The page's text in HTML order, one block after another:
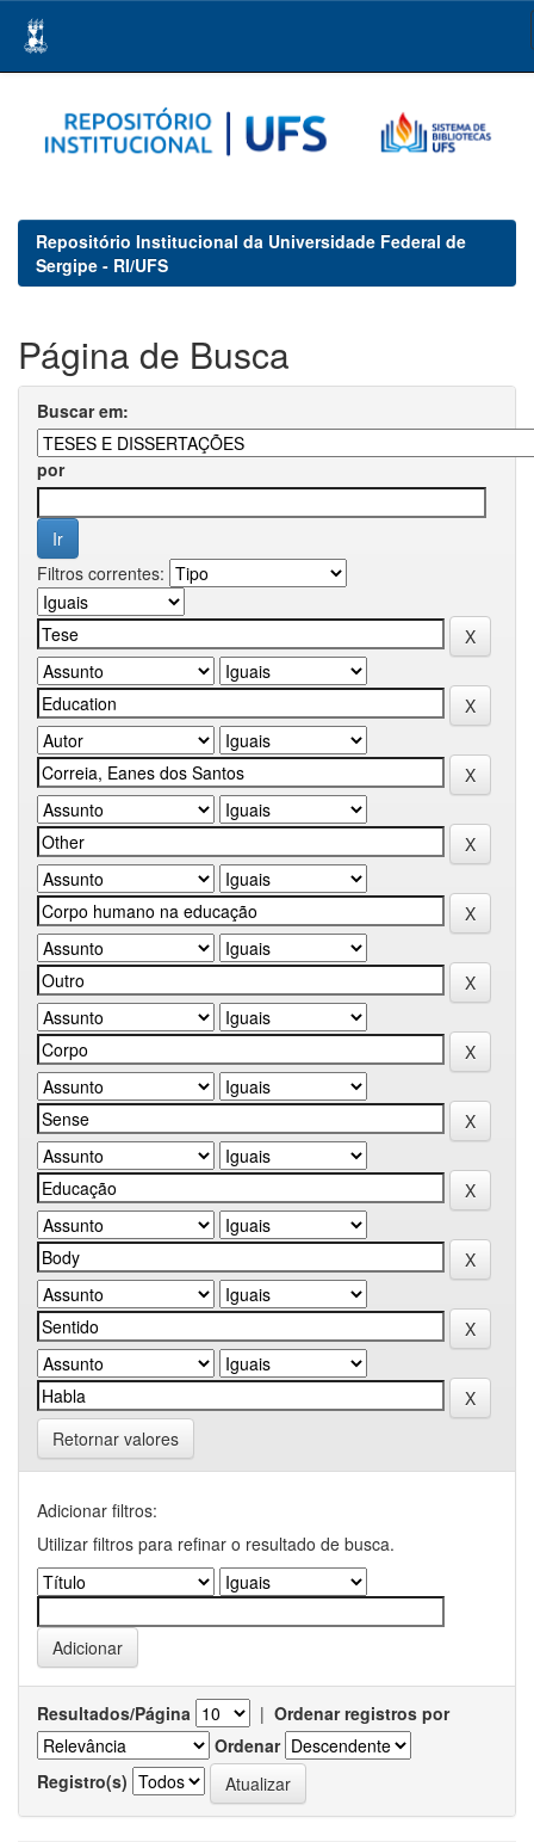
navigation
Repositório Institucional da Universidade Federal de
Sergipe - RI/UFS
Página de Busca
Buscar em:
por
Filtros correntes:
Retornar valores
Adicionar filtros:
Utilizar filtros para refinar o resultado de busca.
Resultados/Página | Ordenar registros por
Ordenar
Registro(s)